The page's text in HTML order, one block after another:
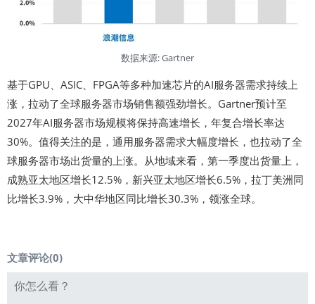
数据来源: Gartner
基于GPU、ASIC、FPGA等多种加速芯片的AI服务器需求持续上
涨，拉动了全球服务器市场销售额强劲增长。Gartner预计至
2027年AI服务器市场规模将保持高速增长，年复合增长率达
30%。值得关注的是，通用服务器需求大幅度增长，也拉动了全
球服务器市场出货量的上涨。从地域来看，第一季度出货量上，
成熟亚太地区增长12.5%，新兴亚太地区增长6.5%，拉丁美洲同
比增长3.9%，大中华地区同比增长30.3%，领涨全球。
文章评论(0)